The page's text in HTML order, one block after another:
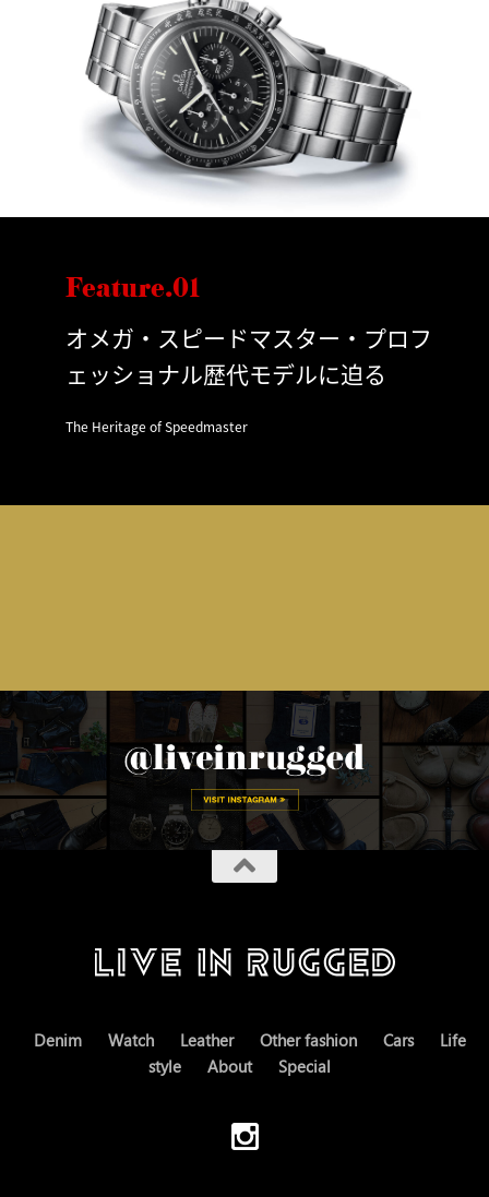
Feature.01
オメガ・スピードマスター・プロフ
ェッショナル歴代モデルに迫る
The Heritage of Speedmaster
Denim Watch Leather Other fashion Cars
Life
style
About Special